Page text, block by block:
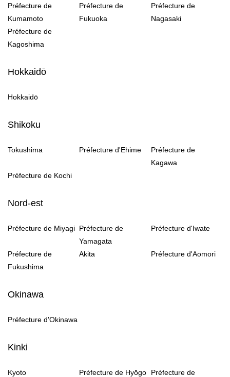
Préfecture de
Kumamoto
Préfecture de
Fukuoka
Préfecture de
Nagasaki
Préfecture de
Kagoshima
Hokkaidō
Hokkaidō
Shikoku
Tokushima Préfecture d'Ehime
Préfecture de
Kagawa
Préfecture de Kochi
Nord-est
Préfecture de Miyagi Préfecture de
Yamagata
Préfecture d'Iwate
Préfecture de
Fukushima
Akita Préfecture d'Aomori
Okinawa
Préfecture d'Okinawa
Kinki
Kyoto Préfecture de Hyōgo
Préfecture de